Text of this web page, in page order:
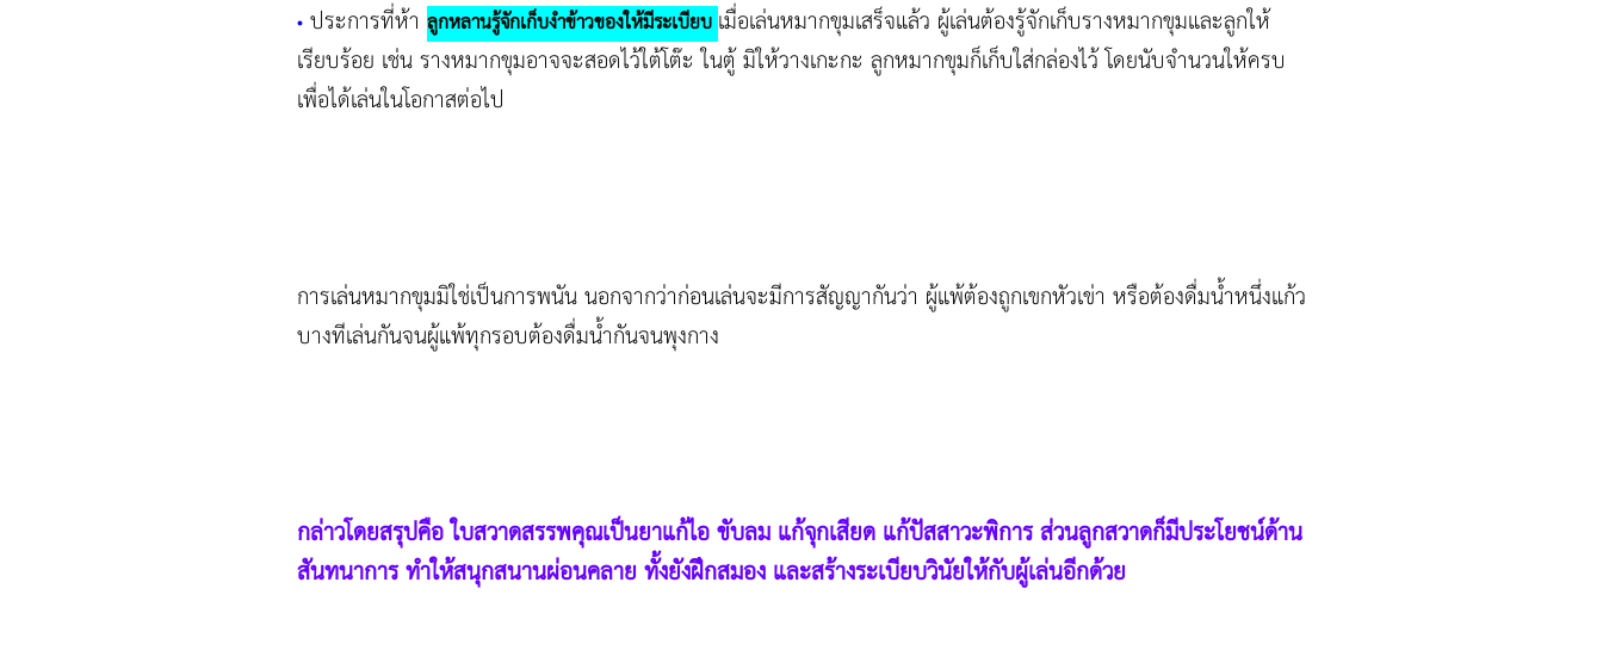
• ประการที่ห้า ลูกหลานรู้จักเก็บงำข้าวของให้มีระเบียบ เมื่อเล่นหมากขุมเสร็จแล้ว ผู้เล่นต้องรู้จักเก็บรางหมากขุมและลูกให้
เรียบร้อย เช่น รางหมากขุมอาจจะสอดไว้ใต้โต๊ะ ในตู้ มิให้วางเกะกะ ลูกหมากขุมก็เก็บใส่กล่องไว้ โดยนับจำนวนให้ครบ
เพื่อได้เล่นในโอกาสต่อไป
การเล่นหมากขุมมิใช่เป็นการพนัน นอกจากว่าก่อนเล่นจะมีการสัญญากันว่า ผู้แพ้ต้องถูกเขกหัวเข่า หรือต้องดื่มน้ำหนึ่งแก้ว
บางทีเล่นกันจนผู้แพ้ทุกรอบต้องดื่มน้ำกันจนพุงกาง
กล่าวโดยสรุปคือ ใบสวาดสรรพคุณเป็นยาแก้ไอ ขับลม แก้จุกเสียด แก้ปัสสาวะพิการ ส่วนลูกสวาดก็มีประโยชน์ด้าน
สันทนาการ ทำให้สนุกสนานผ่อนคลาย ทั้งยังฝึกสมอง และสร้างระเบียบวินัยให้กับผู้เล่นอีกด้วย